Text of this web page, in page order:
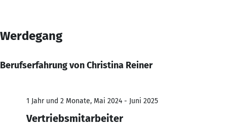
Werdegang
Berufserfahrung von Christina Reiner
1 Jahr und 2 Monate, Mai 2024 - Juni 2025
Vertriebsmitarbeiter